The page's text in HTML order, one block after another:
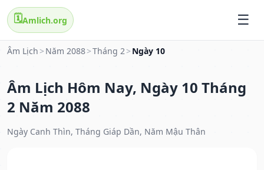
🗓️Amlich.org
Âm Lịch > Năm 2088>Tháng 2> Ngày 10
Âm Lịch Hôm Nay, Ngày 10 Tháng
2 Năm 2088
Ngày Canh Thìn, Tháng Giáp Dần, Năm Mậu Thân